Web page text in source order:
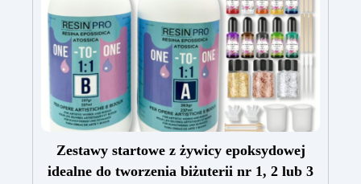
Zestawy startowe z żywicy epoksydowej
idealne do tworzenia biżuterii nr 1, 2 lub 3